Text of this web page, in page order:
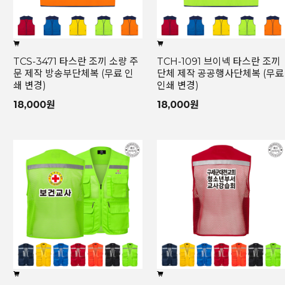
TCS-3471 타스란 조끼 소량 주
문 제작 방송부단체복 (무료 인
쇄 변경)
18,000원
TCH-1091 브이넥 타스란 조끼
단체 제작 공공행사단체복 (무료
인쇄 변경)
18,000원